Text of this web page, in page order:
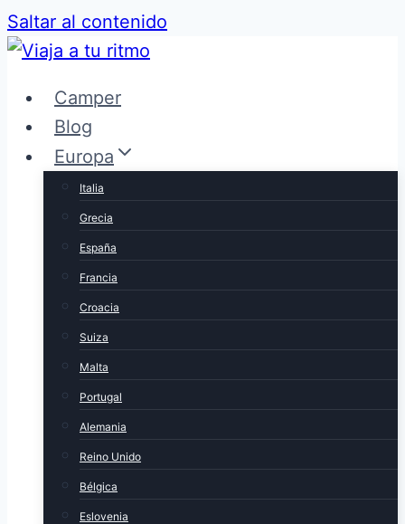
Saltar al contenido
Camper
Blog
Europa
Italia
Grecia
España
Francia
Croacia
Suiza
Malta
Portugal
Alemania
Reino Unido
Bélgica
Eslovenia